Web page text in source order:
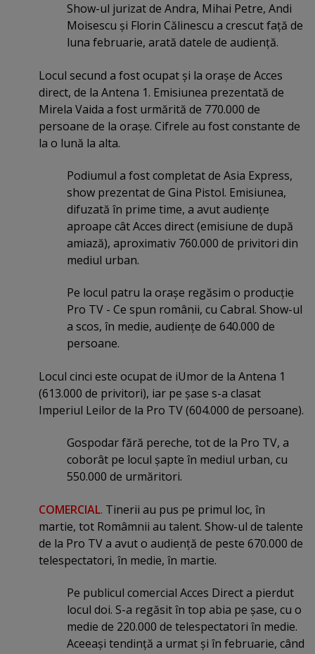
Show-ul jurizat de Andra, Mihai Petre, Andi
Moisescu şi Florin Călinescu a crescut faţă de
luna februarie, arată datele de audienţă.
Locul secund a fost ocupat şi la oraşe de Acces
direct, de la Antena 1. Emisiunea prezentată de
Mirela Vaida a fost urmărită de 770.000 de
persoane de la oraşe. Cifrele au fost constante de
la o lună la alta.
Podiumul a fost completat de Asia Express,
show prezentat de Gina Pistol. Emisiunea,
difuzată în prime time, a avut audienţe
aproape cât Acces direct (emisiune de după
amiază), aproximativ 760.000 de privitori din
mediul urban.
Pe locul patru la oraşe regăsim o producţie
Pro TV - Ce spun românii, cu Cabral. Show-ul
a scos, în medie, audienţe de 640.000 de
persoane.
Locul cinci este ocupat de iUmor de la Antena 1
(613.000 de privitori), iar pe şase s-a clasat
Imperiul Leilor de la Pro TV (604.000 de persoane).
Gospodar fără pereche, tot de la Pro TV, a
coborât pe locul şapte în mediul urban, cu
550.000 de urmăritori.
COMERCIAL. Tinerii au pus pe primul loc, în
martie, tot Româmnii au talent. Show-ul de talente
de la Pro TV a avut o audienţă de peste 670.000 de
telespectatori, în medie, în martie.
Pe publicul comercial Acces Direct a pierdut
locul doi. S-a regăsit în top abia pe şase, cu o
medie de 220.000 de telespectatori în medie.
Aceeaşi tendinţă a urmat şi în februarie, când